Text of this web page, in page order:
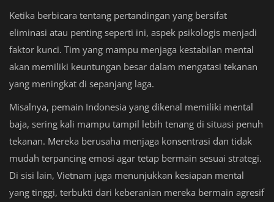
Ketika berbicara tentang pertandingan yang bersifat
eliminasi atau penting seperti ini, aspek psikologis menjadi
faktor kunci. Tim yang mampu menjaga kestabilan mental
akan memiliki keuntungan besar dalam mengatasi tekanan
yang meningkat di sepanjang laga.
Misalnya, pemain Indonesia yang dikenal memiliki mental
baja, sering kali mampu tampil lebih tenang di situasi penuh
tekanan. Mereka berusaha menjaga konsentrasi dan tidak
mudah terpancing emosi agar tetap bermain sesuai strategi.
Di sisi lain, Vietnam juga menunjukkan kesiapan mental
yang tinggi, terbukti dari keberanian mereka bermain agresif